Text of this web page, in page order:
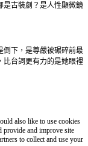
古裝劇？是人性顯微鏡
倒下，是尊嚴被碾碎前最
比台詞更有力的是她眼裡
also like to use cookies
provide and improve site
to collect and use your